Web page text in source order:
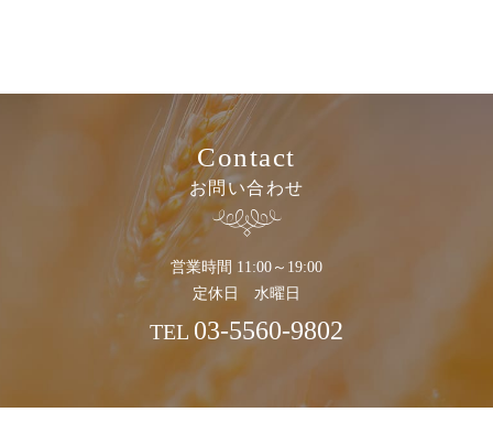
Contact
お問い合わせ
営業時間 11:00～19:00
定休日 水曜日
TEL 03-5560-9802